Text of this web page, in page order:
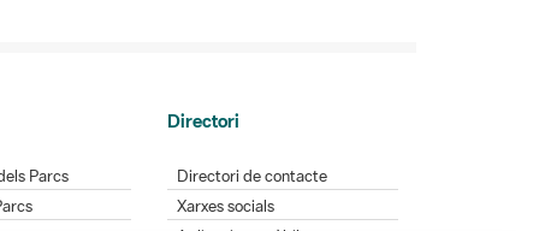
Parcs
Directori
Directori de contacte
Xarxes socials